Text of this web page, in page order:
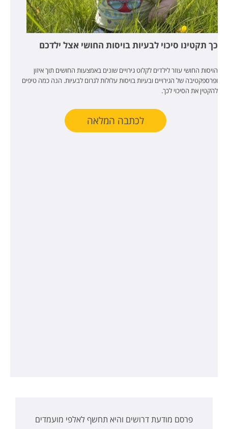
כך תקטינו סיכוי לבעיות בויסות החושי אצל ילדכם
הויסות החושי עוזר לילדים לקלוט גירויים שונים באמצעות החושים תוך איזון
ופרספקטיבה של הגירויים ובעיות בויסות עלולות לגרום לבעיות. הנה כמה טיפים
להקטין את הסיכוי לכך.
לכתבה המלאה
פרסם מודעת דרושים והיא תחשף לאלפי מועמדים